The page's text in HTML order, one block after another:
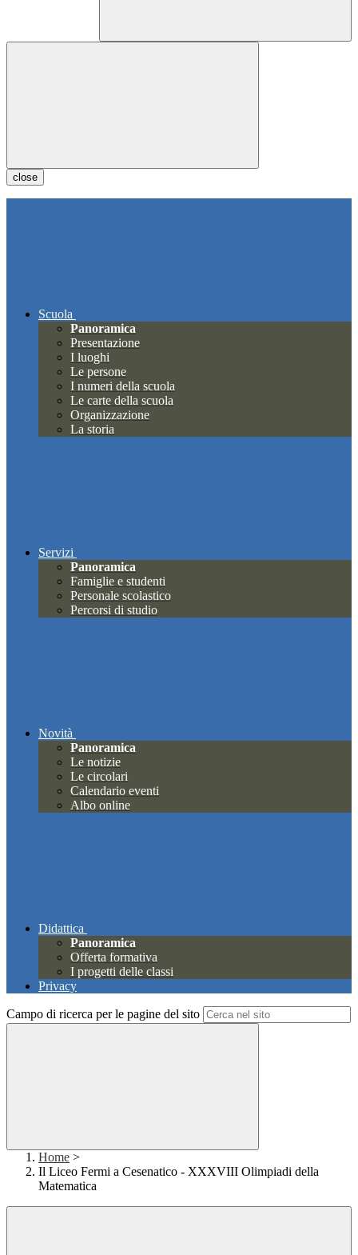
close
Scuola
Panoramica
Presentazione
I luoghi
Le persone
I numeri della scuola
Le carte della scuola
Organizzazione
La storia
Servizi
Panoramica
Famiglie e studenti
Personale scolastico
Percorsi di studio
Novità
Panoramica
Le notizie
Le circolari
Calendario eventi
Albo online
Didattica
Panoramica
Offerta formativa
I progetti delle classi
Privacy
Campo di ricerca per le pagine del sito
Home >
Il Liceo Fermi a Cesenatico - XXXVIII Olimpiadi della
Matematica